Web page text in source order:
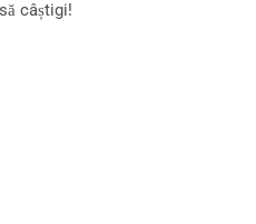
câștigi!